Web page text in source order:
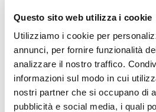
Questo sito web utilizza i cookie
Utilizziamo i cookie per
annunci, per fornire funzionalità
analizzare il nostro traffico.
informazioni sul modo in cui
nostri partner che si occupano di
pubblicità e social media, i quali